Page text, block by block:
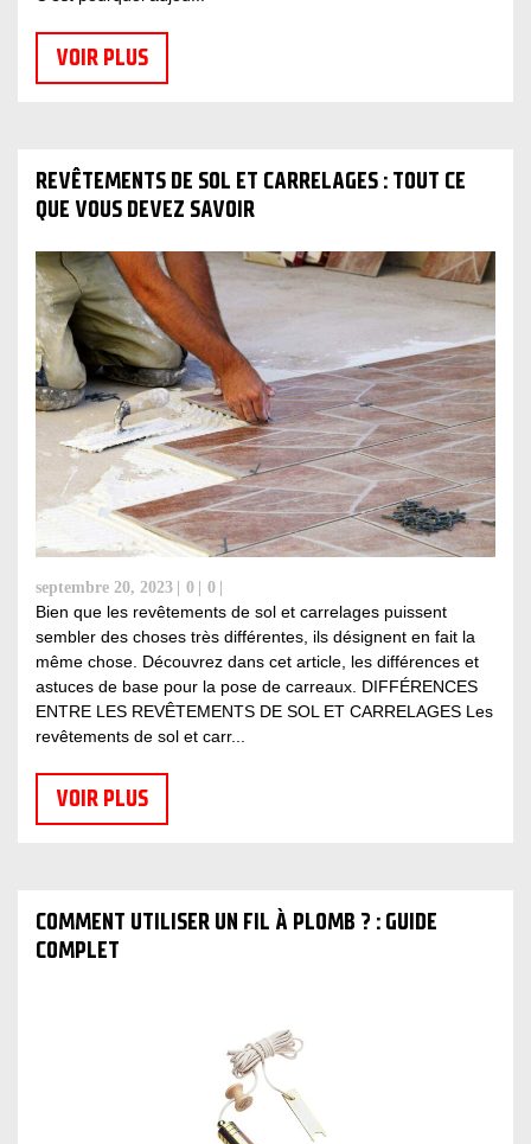
VOIR PLUS
REVÊTEMENTS DE SOL ET CARRELAGES : TOUT CE
QUE VOUS DEVEZ SAVOIR
septembre 20, 2023 0 0
Bien que les revêtements de sol et carrelages puissent
sembler des choses très différentes, ils désignent en fait la
même chose. Découvrez dans cet article, les différences et
astuces de base pour la pose de carreaux. DIFFÉRENCES
ENTRE LES REVÊTEMENTS DE SOL ET CARRELAGES Les
revêtements de sol et carr...
VOIR PLUS
COMMENT UTILISER UN FIL À PLOMB ? : GUIDE
COMPLET